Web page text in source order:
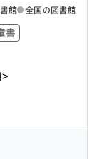
書
館 全国の図書館